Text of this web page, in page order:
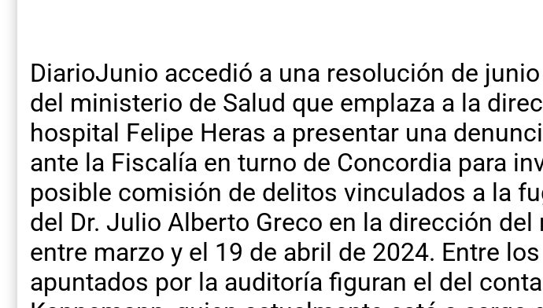
DiarioJunio accedió a una resolución de
del ministerio de Salud que emplaza a la
hospital Felipe Heras a presentar una
ante la Fiscalía en turno de Concordia para
posible comisión de delitos vinculados a la
del Dr. Julio Alberto Greco en la dirección del
entre marzo y el 19 de abril de 2024. Entre
apuntados por la auditoría figuran el del